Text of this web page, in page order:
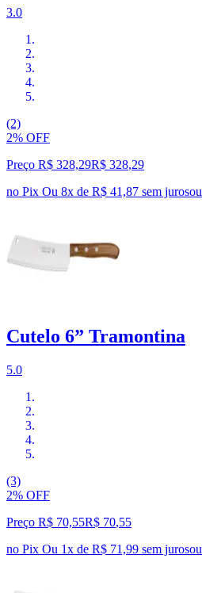
3.0
(2)
2% OFF
Preço R$ 328,29R$ 328,29
no Pix Ou 8x de R$ 41,87 sem jurosou
Cutelo 6” Tramontina
5.0
(3)
2% OFF
Preço R$ 70,55R$ 70,55
no Pix Ou 1x de R$ 71,99 sem jurosou